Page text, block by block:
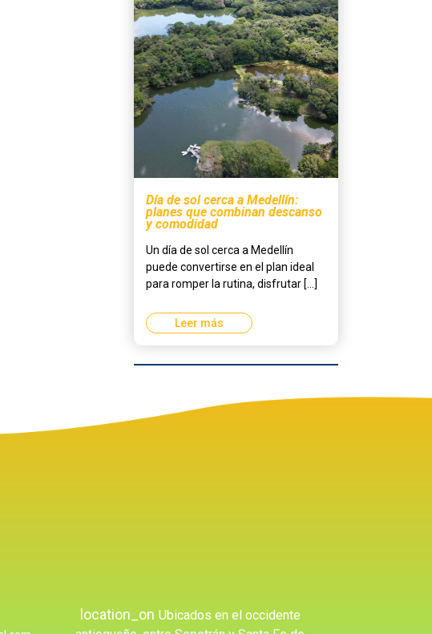
Día de sol cerca a Medellín:
planes que combinan descanso
y comodidad
Un día de sol cerca a Medellín
puede convertirse en el plan ideal
para romper la rutina, disfrutar [...]
Leer más
location_on Ubicados en el occidente